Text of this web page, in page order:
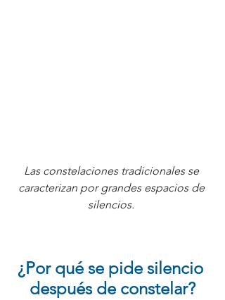
Las constelaciones tradicionales se
caracterizan por grandes espacios de
silencios.
¿Por qué se pide silencio
después de constelar?